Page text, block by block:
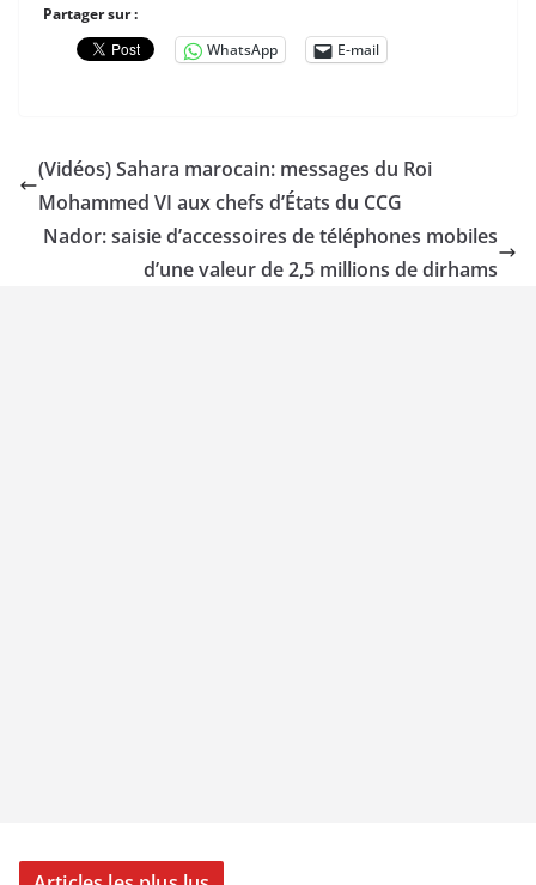
Partager sur :
WhatsApp
E-mail
(Vidéos) Sahara marocain: messages du Roi
Mohammed VI aux chefs d’États du CCG
Nador: saisie d’accessoires de téléphones mobiles
d’une valeur de 2,5 millions de dirhams